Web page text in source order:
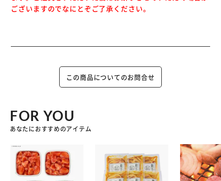
ございますのでなにとぞご了承ください。
この商品についてのお問合せ
FOR YOU
あなたにおすすめのアイテム